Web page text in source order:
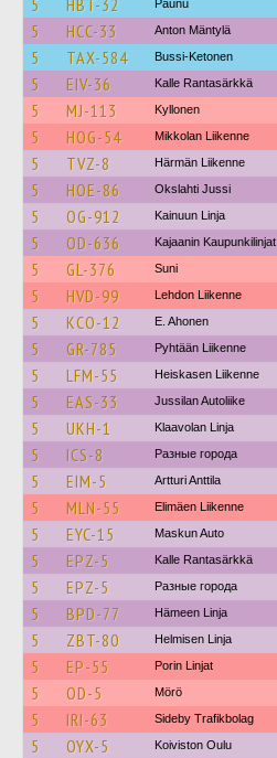
5 HBT-32 Paunu
5 HCC-33 Anton Mäntylä
5 TAX-584 Bussi-Ketonen
5 EIV-36 Kalle Rantasärkkä
5 MJ-113 Kyllonen
5 HOG-54 Mikkolan Liikenne
5 TVZ-8 Härmän Liikenne
5 HOE-86 Okslahti Jussi
5 OG-912 Kainuun Linja
5 OD-636 Kajaanin Kaupunkilinjat
5 GL-376 Suni
5 HVD-99 Lehdon Liikenne
5 KCO-12 E. Ahonen
5 GR-785 Pyhtään Liikenne
5 LFM-55 Heiskasen Liikenne
5 EAS-33 Jussilan Autoliike
5 UKH-1 Klaavolan Linja
5 ICS-8 Разные города
5 EIM-5 Artturi Anttila
5 MLN-55 Elimäen Liikenne
5 EYC-15 Maskun Auto
5 EPZ-5 Kalle Rantasärkkä
5 EPZ-5 Разные города
5 BPD-77 Hämeen Linja
5 ZBT-80 Helmisen Linja
5 EP-55 Porin Linjat
5 OD-5 Mörö
5 IRI-63 Sideby Trafikbolag
5 OYX-5 Koiviston Oulu